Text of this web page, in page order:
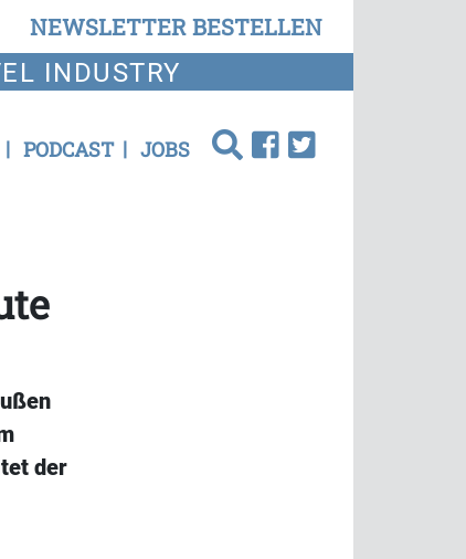
NEWSLETTER BESTELLEN
INDUSTRY
PODCAST JOBS
der